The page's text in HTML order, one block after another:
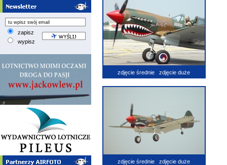
zapisz
wypisz
zdjęcie średnie zdjęcie duże
zdjęcie średnie zdjęcie duże